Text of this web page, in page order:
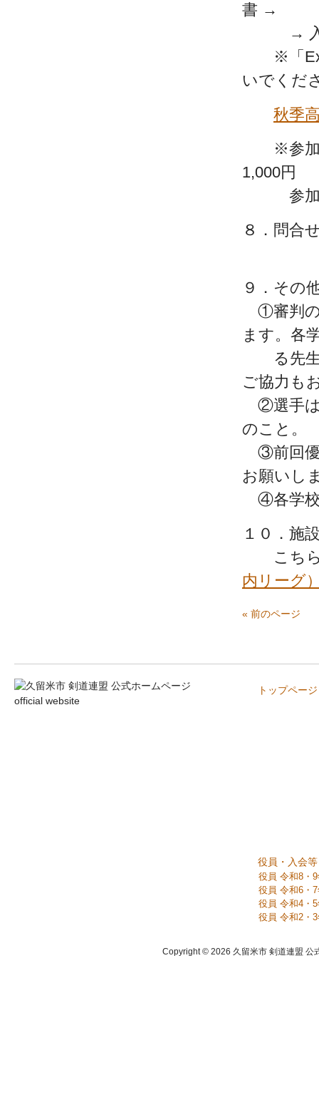
書 →
→ 入力
※「
いでくだ
秋季
※参加
1,000円
参加料
８．問合
９．その
①審判の
ます。各
る先生
ご協力も
②選手は
のこと。
③前回優
お願いし
④各学校
１０．施
こちら
内リーグ
« 前のページ
トップページ
役員・入会等
役員 令和8・
役員 令和6・
役員 令和4・
役員 令和2・
Copyright © 2026 久留米市 剣道連盟